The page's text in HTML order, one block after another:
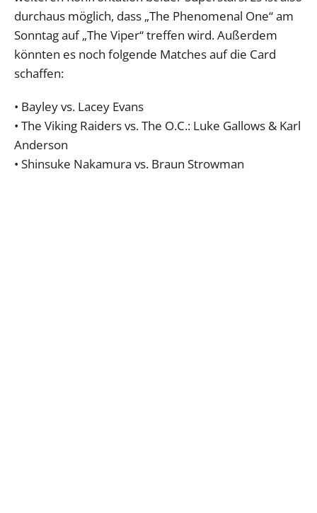
durchaus möglich, dass „The Phenomenal One“ am
Sonntag auf „The Viper“ treffen wird. Außerdem
könnten es noch folgende Matches auf die Card
schaffen:
• Bayley vs. Lacey Evans
• The Viking Raiders vs. The O.C.: Luke Gallows & Karl
Anderson
• Shinsuke Nakamura vs. Braun Strowman